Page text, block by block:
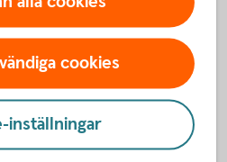
via intresseanmälan, telefon
cookies
inställningar